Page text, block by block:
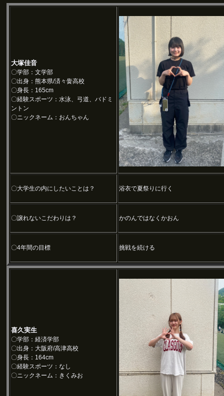
大塚佳音
〇学部：文学部
〇出身：熊本県/済々黌高校
〇身長：165cm
〇経験スポーツ：水泳、弓道、バドミ
ントン
〇ニックネーム：おんちゃん
〇大学生の内にしたいことは？ 浴衣で夏祭りに行く
〇譲れないこだわりは？ かのんではなくかおん
〇4年間の目標 挑戦を続ける
喜久実生
〇学部：経済学部
〇出身：大阪府/高津高校
〇身長：164cm
〇経験スポーツ：なし
〇ニックネーム：きくみお